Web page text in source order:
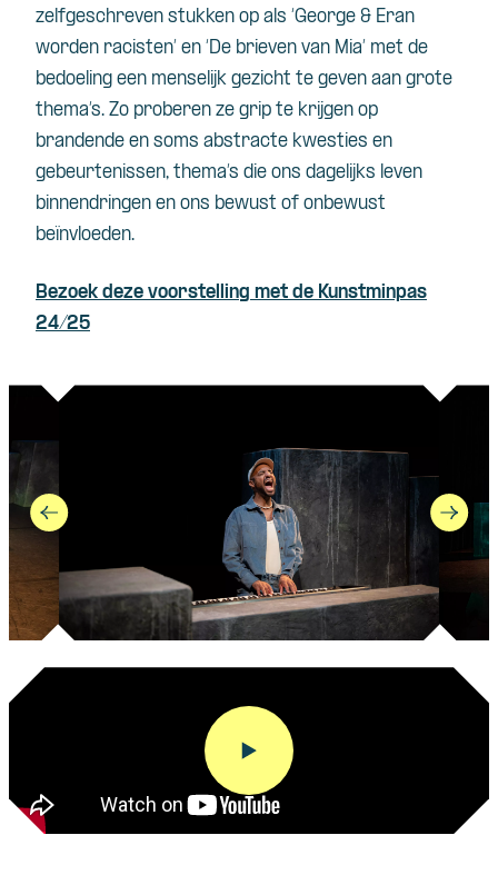
zelfgeschreven stukken op als ‘George & Eran
worden racisten’ en ‘De brieven van Mia’ met de
bedoeling een menselijk gezicht te geven aan grote
thema’s. Zo proberen ze grip te krijgen op
brandende en soms abstracte kwesties en
gebeurtenissen, thema’s die ons dagelijks leven
binnendringen en ons bewust of onbewust
beïnvloeden.
Bezoek deze voorstelling met de Kunstminpas
24/25